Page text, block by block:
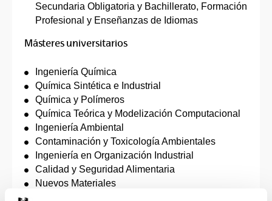
Secundaria Obligatoria y Bachillerato, Formación
Profesional y Enseñanzas de Idiomas
Másteres universitarios
Ingeniería Química
Química Sintética e Industrial
Química y Polímeros
Química Teórica y Modelización Computacional
Ingeniería Ambiental
Contaminación y Toxicología Ambientales
Ingeniería en Organización Industrial
Calidad y Seguridad Alimentaria
Nuevos Materiales